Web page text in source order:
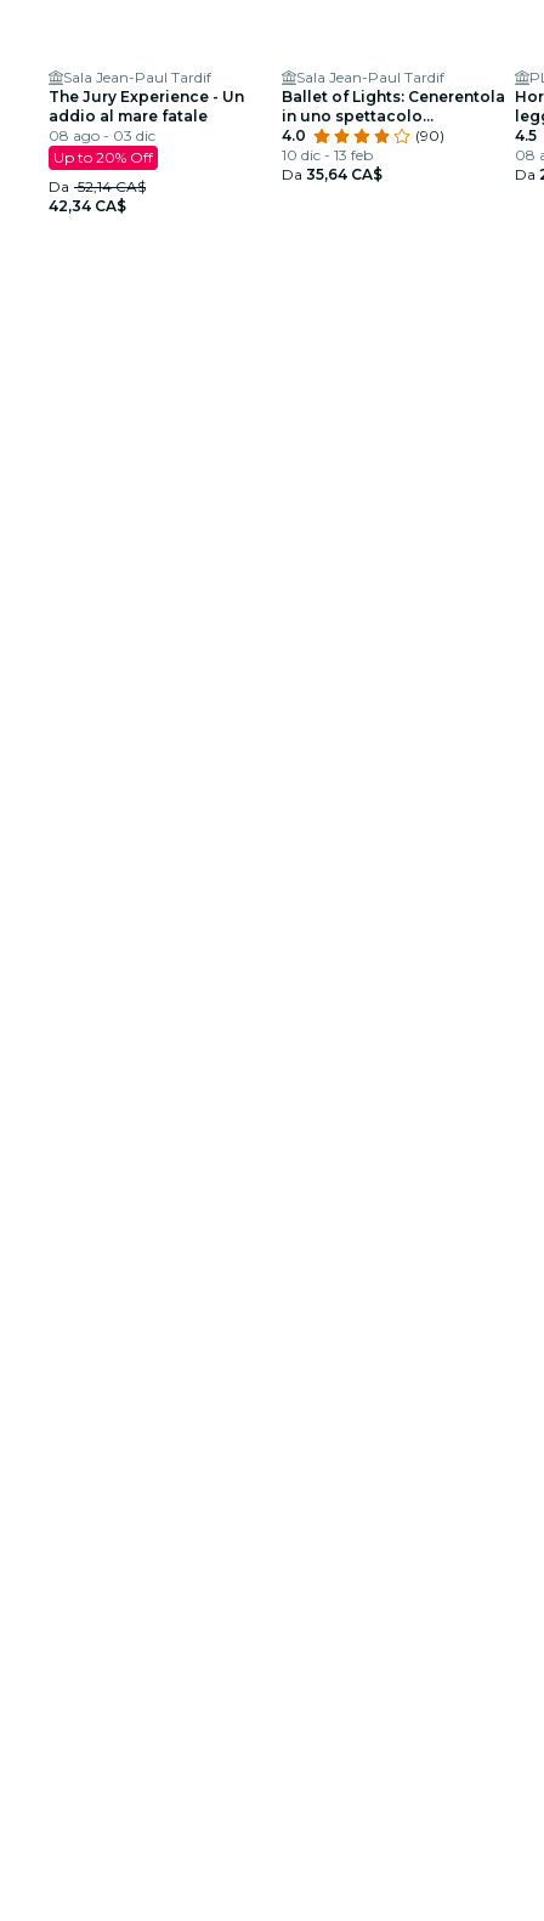
Sala Jean-Paul Tardif
The Jury Experience - Un
addio al mare fatale
08 ago - 03 dic
Up to 20% Off
Da 52,14 CA$
42,34 CA$
Sala Jean-Paul Tardif
Ballet of Lights: Cenerentola
in uno spettacolo
abbagliante
4.0
(90)
10 dic - 13 feb
Da 35,64 CA$
4.5
08
Da